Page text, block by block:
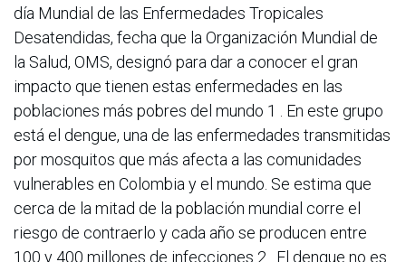
día Mundial de las Enfermedades Tropicales
Desatendidas, fecha que la Organización Mundial de
la Salud, OMS, designó para dar a conocer el gran
impacto que tienen estas enfermedades en las
poblaciones más pobres del mundo 1 . En este grupo
está el dengue, una de las enfermedades transmitidas
por mosquitos que más afecta a las comunidades
vulnerables en Colombia y el mundo. Se estima que
cerca de la mitad de la población mundial corre el
riesgo de contraerlo y cada año se producen entre
100 y 400 millones de infecciones 2 . El dengue no es